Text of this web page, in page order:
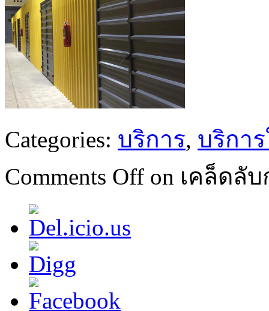
Categories: บริการ, บริกา
Comments Off on เคล็ดลั